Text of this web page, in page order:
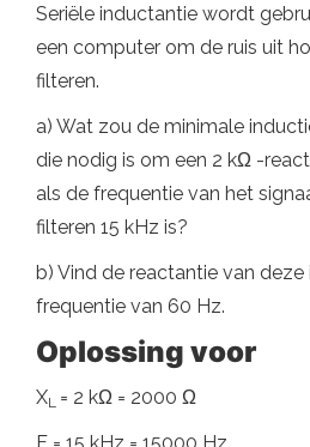
Seriële inductantie wordt
een computer om de ruis uit
filteren.
a) Wat zou de minimale
die nodig is om een ​​2 kΩ -
als de frequentie van het
filteren 15 kHz is?
b) Vind de reactantie van
frequentie van 60 Hz.
Oplossing voor
XL = 2 kΩ = 2000 Ω